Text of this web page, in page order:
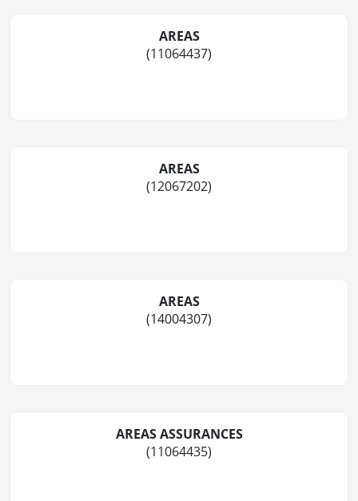
AREAS
(11064437)
AREAS
(12067202)
AREAS
(14004307)
AREAS ASSURANCES
(11064435)